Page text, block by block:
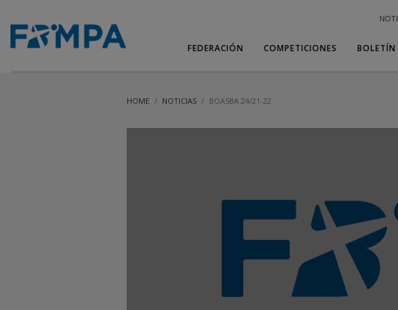
FEDERACIÓN COMPETICIONES BOLETÍN
HOME NOTICIAS BOASBA 24/21-22